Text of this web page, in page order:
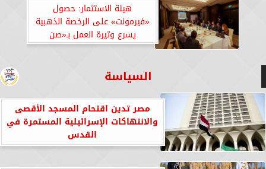
هيئة الاستثمار: حصول
«فيرمونت» على الرخصة الذهبية
يسرع وتيرة العمل بـ«صن
كابيتال».. «صور»
السياسة
مصر تدين اقتحام المسجد الأقصى
والانتهاكات الإسرائيلية المستمرة في
القدس